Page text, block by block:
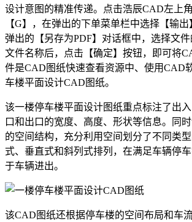
设计意图的精准传递。点击浩辰CAD左上
【G】，在弹出的下单菜单栏中选择【输
弹出的【另存为PDF】对话框中，选择文
文件名称后，点击【确定】按钮，即可将
件是CAD图纸快速查看资源中、使用CAD
车楼平面设计CAD图纸。
该一楼停车楼平面设计图纸重点标注了出
口和出口的宽度、高度、形状等信息。同
的空间结构，充分利用空间划分了不同类
式、垂直式和斜列式排列，在满足车辆停
于车辆进出。
该CAD图纸还根据停车楼的空间布局和车